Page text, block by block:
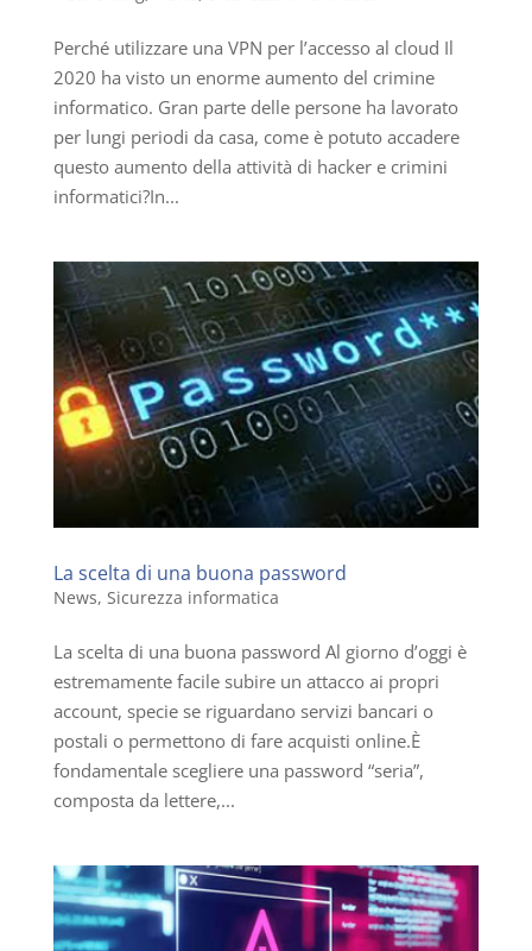
Perché utilizzare una VPN per l’accesso al cloud Il
2020 ha visto un enorme aumento del crimine
informatico. Gran parte delle persone ha lavorato
per lungi periodi da casa, come è potuto accadere
questo aumento della attività di hacker e crimini
informatici?In...
La scelta di una buona password
News, Sicurezza informatica
La scelta di una buona password Al giorno d’oggi è
estremamente facile subire un attacco ai propri
account, specie se riguardano servizi bancari o
postali o permettono di fare acquisti online.È
fondamentale scegliere una password “seria”,
composta da lettere,...